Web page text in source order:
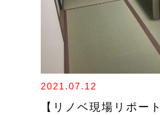
2021.07.12
【リノベ現場リポー